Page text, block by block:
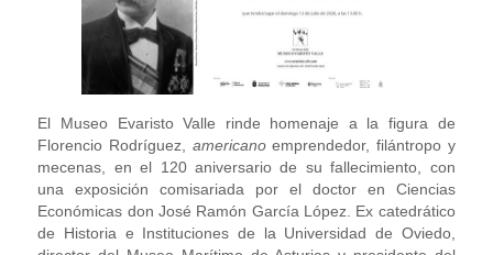
El Museo Evaristo Valle rinde homenaje a la figura de
Florencio Rodríguez, americanoemprendedor, filántropo y
mecenas, en el 120 aniversario de su fallecimiento, con
una exposición comisariada por el doctor en Ciencias
Económicas don José Ramón García López. Ex catedrático
de Historia e Instituciones de la Universidad de Oviedo,